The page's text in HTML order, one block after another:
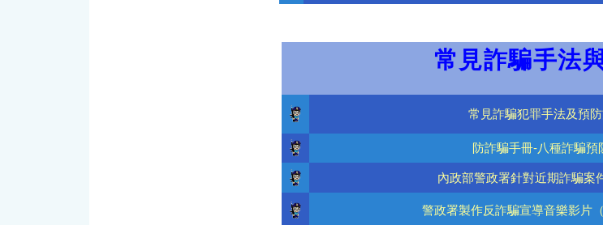
常見詐騙手法
常見詐騙犯罪手法及預
防詐騙手冊-八種詐騙預
內政部警政署針對近期詐騙案
警政署製作反詐騙宣導音樂影片（